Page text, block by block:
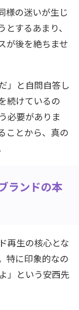
様の迷いが生じ
するあまり、
が後を絶ちませ
」と自問自答し
続けているの
必要がありま
ことから、真の
ランドの本
再生の核心とな
特に印象的なの
」という安西先